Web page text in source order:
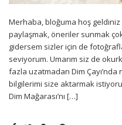
Merhaba, bloğuma hoş geldiniz
paylaşmak, öneriler sunmak
gidersem sizler için de
seviyorum. Umarım siz de
fazla uzatmadan Dim Çayı’nda
bilgilerimi size aktarmak
Dim Mağarası’nı […]